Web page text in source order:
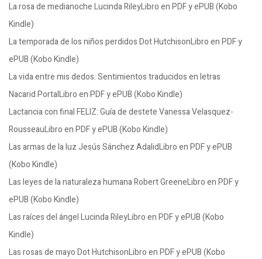
La rosa de medianoche Lucinda RileyLibro en PDF y ePUB (Kobo
Kindle)
La temporada de los niños perdidos Dot HutchisonLibro en PDF y
ePUB (Kobo Kindle)
La vida entre mis dedos: Sentimientos traducidos en letras
Nacarid PortalLibro en PDF y ePUB (Kobo Kindle)
Lactancia con final FELIZ: Guía de destete Vanessa Velasquez-
RousseauLibro en PDF y ePUB (Kobo Kindle)
Las armas de la luz Jesús Sánchez AdalidLibro en PDF y ePUB
(Kobo Kindle)
Las leyes de la naturaleza humana Robert GreeneLibro en PDF y
ePUB (Kobo Kindle)
Las raíces del ángel Lucinda RileyLibro en PDF y ePUB (Kobo
Kindle)
Las rosas de mayo Dot HutchisonLibro en PDF y ePUB (Kobo